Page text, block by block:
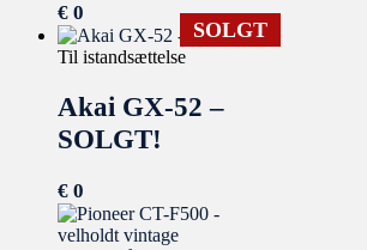
€ 0
SOLGT
Til istandsættelse
Akai GX-52 –
SOLGT!
€ 0